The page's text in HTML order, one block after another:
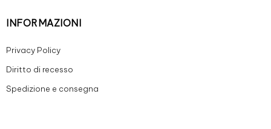
INFORMAZIONI
Privacy Policy
Diritto di recesso
Spedizione e consegna